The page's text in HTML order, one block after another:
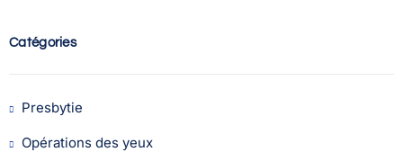
Catégories
Presbytie
Opérations des yeux